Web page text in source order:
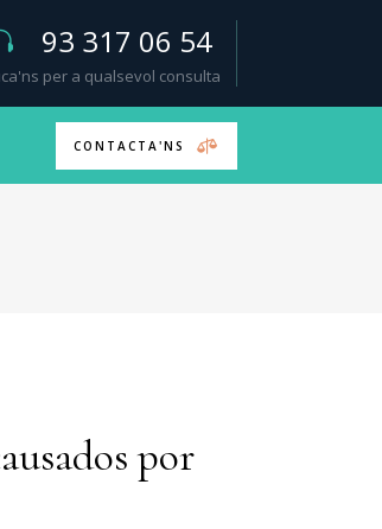
93 317 06 54
per a qualsevol consulta
CONTACTA'NS
por